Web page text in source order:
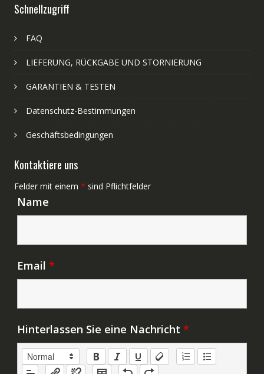
Schnellzugriff
FAQ
LIEFERUNG, RÜCKGABE UND STORNIERUNG
GARANTIEN & TESTEN
Datenschutz-Bestimmungen
Geschäftsbedingungen
Kontaktiere uns
Felder mit einem * sind Pflichtfelder
Name
Email *
Hinterlassen Sie eine Nachricht *